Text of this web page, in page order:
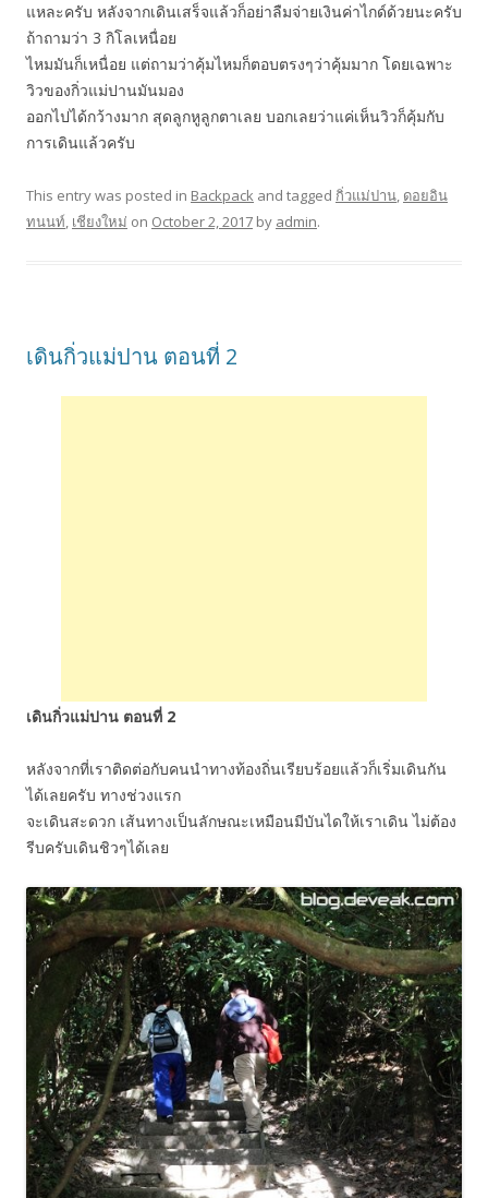
แหละครับ หลังจากเดินเสร็จแล้วก็อย่าลืมจ่ายเงินค่าไกด์ด้วยนะครับ
ถ้าถามว่า 3 กิโลเหนื่อย
ไหมมันก็เหนื่อย แต่ถามว่าคุ้มไหมก็ตอบตรงๆว่าคุ้มมาก โดยเฉพาะ
วิวของกิ่วแม่ปานมันมอง
ออกไปได้กว้างมาก สุดลูกหูลูกตาเลย บอกเลยว่าแค่เห็นวิวก็คุ้มกับ
การเดินแล้วครับ
This entry was posted in Backpack and tagged กิ่วแม่ปาน, ดอยอิน
ทนนท์, เชียงใหม่ on October 2, 2017 by admin.
เดินกิ่วแม่ปาน ตอนที่ 2
เดินกิ่วแม่ปาน ตอนที่ 2
หลังจากที่เราติดต่อกับคนนำทางท้องถิ่นเรียบร้อยแล้วก็เริ่มเดินกัน
ได้เลยครับ ทางช่วงแรก
จะเดินสะดวก เส้นทางเป็นลักษณะเหมือนมีบันไดให้เราเดิน ไม่ต้อง
รีบครับเดินชิวๆได้เลย